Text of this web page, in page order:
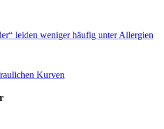
leiden weniger häufig unter Allergien
Kurven